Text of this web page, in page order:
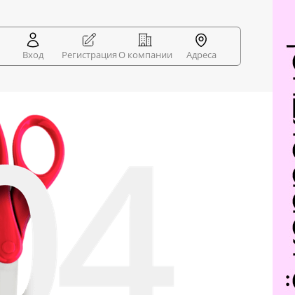
Вход Регистрация О компании
Адреса